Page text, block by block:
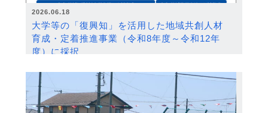
2026.06.18
大学等の「復興知」を活用した地域共創人材
育成・定着推進事業（令和8年度～令和12年
度）に採択